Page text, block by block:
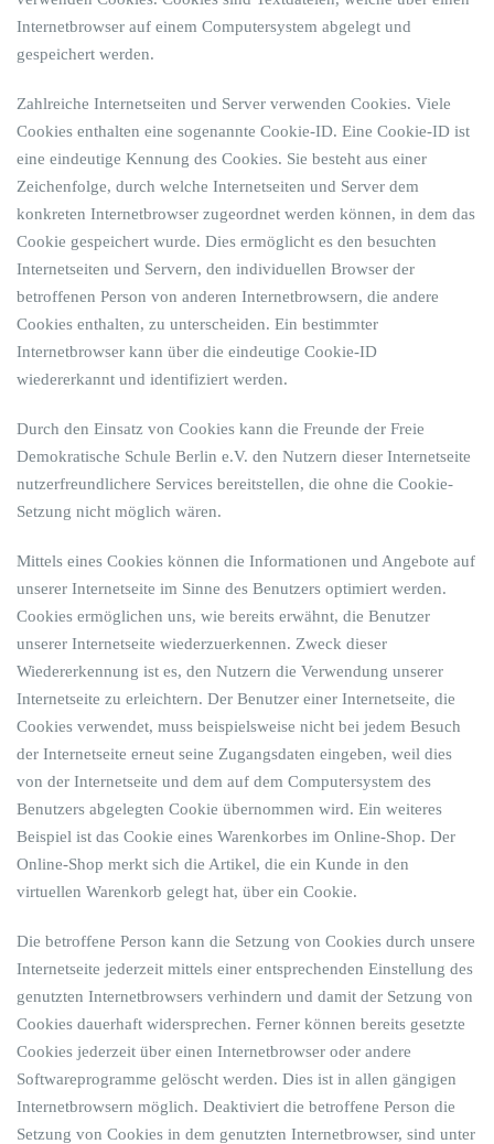
Internetbrowser auf einem Computersystem abgelegt und
gespeichert werden.
Zahlreiche Internetseiten und Server verwenden Cookies. Viele
Cookies enthalten eine sogenannte Cookie-ID. Eine Cookie-ID ist
eine eindeutige Kennung des Cookies. Sie besteht aus einer
Zeichenfolge, durch welche Internetseiten und Server dem
konkreten Internetbrowser zugeordnet werden können, in dem das
Cookie gespeichert wurde. Dies ermöglicht es den besuchten
Internetseiten und Servern, den individuellen Browser der
betroffenen Person von anderen Internetbrowsern, die andere
Cookies enthalten, zu unterscheiden. Ein bestimmter
Internetbrowser kann über die eindeutige Cookie-ID
wiedererkannt und identifiziert werden.
Durch den Einsatz von Cookies kann die Freunde der Freie
Demokratische Schule Berlin e.V. den Nutzern dieser Internetseite
nutzerfreundlichere Services bereitstellen, die ohne die Cookie-
Setzung nicht möglich wären.
Mittels eines Cookies können die Informationen und Angebote auf
unserer Internetseite im Sinne des Benutzers optimiert werden.
Cookies ermöglichen uns, wie bereits erwähnt, die Benutzer
unserer Internetseite wiederzuerkennen. Zweck dieser
Wiedererkennung ist es, den Nutzern die Verwendung unserer
Internetseite zu erleichtern. Der Benutzer einer Internetseite, die
Cookies verwendet, muss beispielsweise nicht bei jedem Besuch
der Internetseite erneut seine Zugangsdaten eingeben, weil dies
von der Internetseite und dem auf dem Computersystem des
Benutzers abgelegten Cookie übernommen wird. Ein weiteres
Beispiel ist das Cookie eines Warenkorbes im Online-Shop. Der
Online-Shop merkt sich die Artikel, die ein Kunde in den
virtuellen Warenkorb gelegt hat, über ein Cookie.
Die betroffene Person kann die Setzung von Cookies durch unsere
Internetseite jederzeit mittels einer entsprechenden Einstellung des
genutzten Internetbrowsers verhindern und damit der Setzung von
Cookies dauerhaft widersprechen. Ferner können bereits gesetzte
Cookies jederzeit über einen Internetbrowser oder andere
Softwareprogramme gelöscht werden. Dies ist in allen gängigen
Internetbrowsern möglich. Deaktiviert die betroffene Person die
Setzung von Cookies in dem genutzten Internetbrowser, sind unter